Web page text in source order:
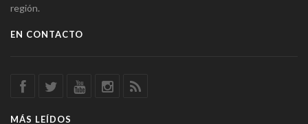
región.
EN CONTACTO
MÁS LEÍDOS